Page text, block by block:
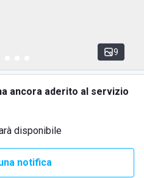
9
ancora aderito al servizio
disponibile
notifica